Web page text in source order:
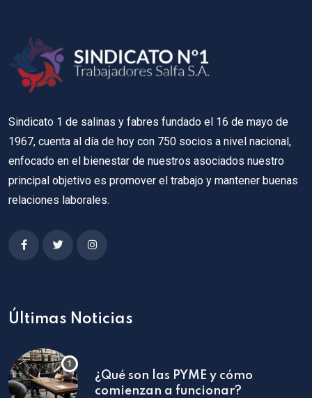
Sindicato 1 de salinas y fabres fundado el 16 de mayo de
1967, cuenta al día de hoy con 750 socios a nivel nacional,
enfocado en el bienestar de nuestros asociados nuestro
principal objetivo es promover el trabajo y mantener buenas
relaciones laborales.
Últimas Noticias
¿Qué son las PYME y cómo
comienzan a funcionar?